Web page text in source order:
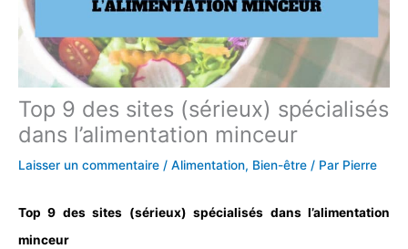
Top 9 des sites (sérieux) spécialisés
dans l’alimentation minceur
Laisser un commentaire / Alimentation, Bien-être / Par Pierre
Top 9 des sites (sérieux) spécialisés dans l’alimentation
minceur